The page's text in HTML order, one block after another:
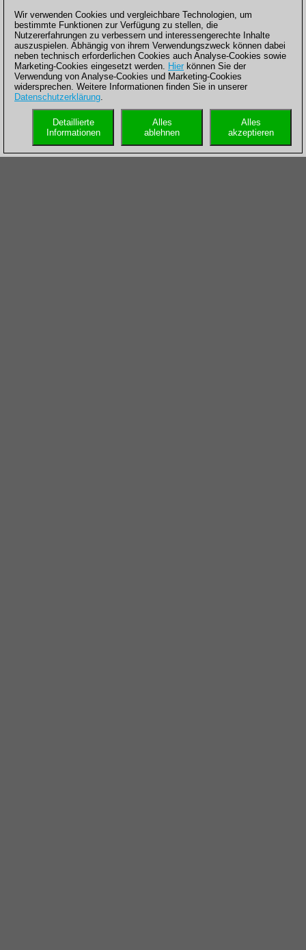
Wir verwenden Cookies und vergleichbare Technologien, um
bestimmte Funktionen zur Verfügung zu stellen, die
Nutzererfahrungen zu verbessern und interessengerechte Inhalte
auszuspielen. Abhängig von ihrem Verwendungszweck können dabei
neben technisch erforderlichen Cookies auch Analyse-Cookies sowie
Marketing-Cookies eingesetzt werden. Hier können Sie der
Verwendung von Analyse-Cookies und Marketing-Cookies
widersprechen. Weitere Informationen finden Sie in unserer
Datenschutzerklärung.
Alles
akzeptieren
Alles
ablehnen
Detaillierte
Informationen